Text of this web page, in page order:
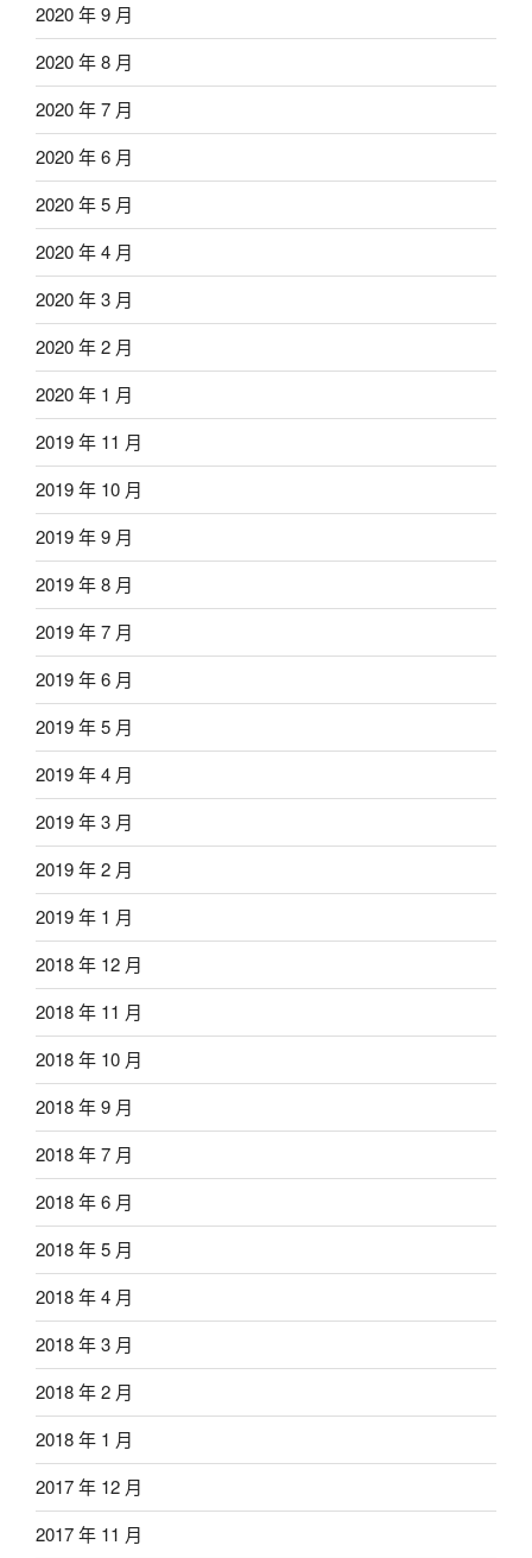
2020 年 9 月
2020 年 8 月
2020 年 7 月
2020 年 6 月
2020 年 5 月
2020 年 4 月
2020 年 3 月
2020 年 2 月
2020 年 1 月
2019 年 11 月
2019 年 10 月
2019 年 9 月
2019 年 8 月
2019 年 7 月
2019 年 6 月
2019 年 5 月
2019 年 4 月
2019 年 3 月
2019 年 2 月
2019 年 1 月
2018 年 12 月
2018 年 11 月
2018 年 10 月
2018 年 9 月
2018 年 7 月
2018 年 6 月
2018 年 5 月
2018 年 4 月
2018 年 3 月
2018 年 2 月
2018 年 1 月
2017 年 12 月
2017 年 11 月